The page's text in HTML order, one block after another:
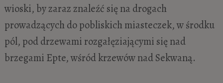
wioski, by zaraz znaleźć się na drogach
prowadzących do pobliskich miasteczek, w środku
pól, pod drzewami rozgałęziającymi się nad
brzegami Epte, wśród krzewów nad Sekwaną.